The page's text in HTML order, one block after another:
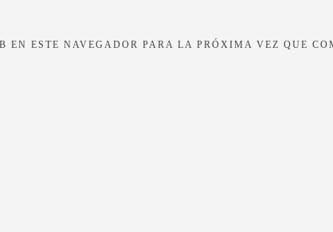
EN ESTE NAVEGADOR PARA LA PRÓXIMA VEZ QUE